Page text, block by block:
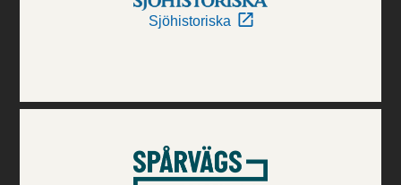
Sjöhistoriska